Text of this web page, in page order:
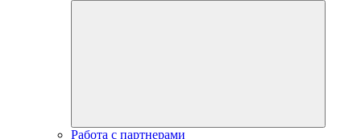
Работа с партнерами